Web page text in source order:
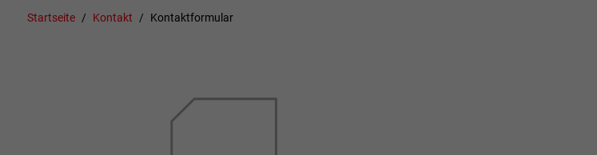
Startseite Kontakt Kontaktformular